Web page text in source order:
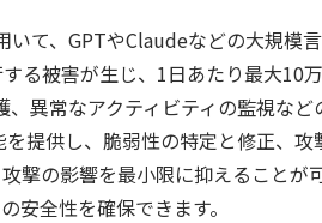
を守る新しい視点
Secure によるセキュリティの新常識
ウドワークロードを守る最新セキュリ
て、GPTやClaudeなどの大規模
る被害が生じ、1日あたり最大10
異常なアクティビティの監視など
提供し、脆弱性の特定と修正、攻
撃の影響を最小限に抑えることが
安全性を確保できます。